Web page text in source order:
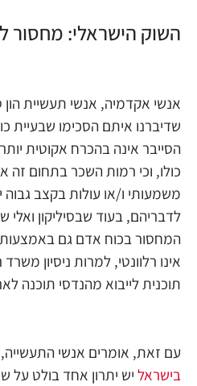
השוק הישראלי: מחסור
אנשי אקדמיה, אנשי תעשיית הון
שדיברנו איתם הסכימו
הסייבר אינה בהכרח אקוטית
כולו, וכי רמות השכר בתחום זה
משמעותי ו/או עולות בקצב גבוה
לדבריהם, בעוד שבסיליקון
המחסור בכוח אדם גם באמצעות
אינו רלוונטי, למרות ניסיון
תוכנית לייבוא מהנדסי תוכנה
עם זאת, אומרים אנשי
בישראל יש יתרון אחד בולט על